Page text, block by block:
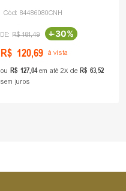
Cód: 84486080CNH
R$ 181,49 -30%
R$ 120,69 à vista
ou R$ 12704em até 2 de R$ 6352
sem juros